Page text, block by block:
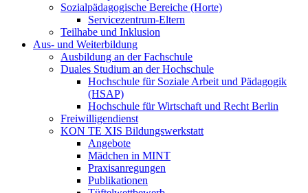
Sozialpädagogische Bereiche (Horte)
Servicezentrum-Eltern
Teilhabe und Inklusion
Aus- und Weiterbildung
Ausbildung an der Fachschule
Duales Studium an der Hochschule
Hochschule für Soziale Arbeit und Pädagogik
(HSAP)
Hochschule für Wirtschaft und Recht Berlin
Freiwilligendienst
KON TE XIS Bildungswerkstatt
Angebote
Mädchen in MINT
Praxisanregungen
Publikationen